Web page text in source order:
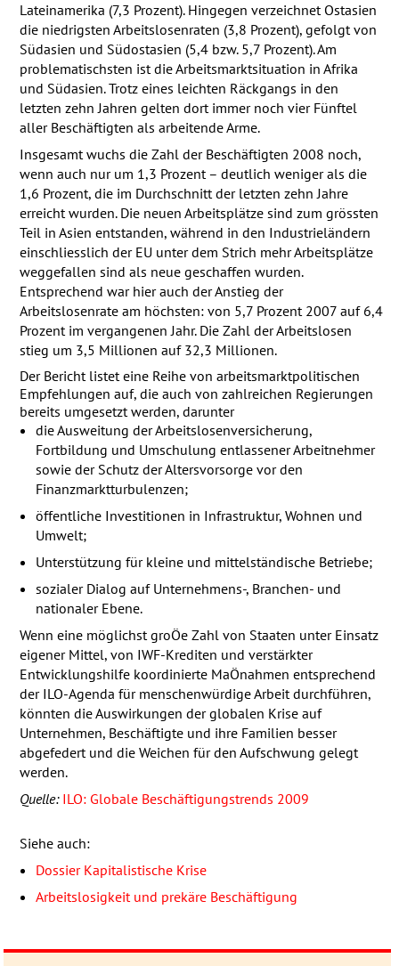
Lateinamerika (7,3 Prozent). Hingegen verzeichnet Ostasien
die niedrigsten Arbeitslosenraten (3,8 Prozent), gefolgt von
Südasien und Südostasien (5,4 bzw. 5,7 Prozent). Am
problematischsten ist die Arbeitsmarktsituation in Afrika
und Südasien. Trotz eines leichten Räckgangs in den
letzten zehn Jahren gelten dort immer noch vier Fünftel
aller Beschäftigten als arbeitende Arme.
Insgesamt wuchs die Zahl der Beschäftigten 2008 noch,
wenn auch nur um 1,3 Prozent – deutlich weniger als die
1,6 Prozent, die im Durchschnitt der letzten zehn Jahre
erreicht wurden. Die neuen Arbeitsplätze sind zum grössten
Teil in Asien entstanden, während in den Industrieländern
einschliesslich der EU unter dem Strich mehr Arbeitsplätze
weggefallen sind als neue geschaffen wurden.
Entsprechend war hier auch der Anstieg der
Arbeitslosenrate am höchsten: von 5,7 Prozent 2007 auf 6,4
Prozent im vergangenen Jahr. Die Zahl der Arbeitslosen
stieg um 3,5 Millionen auf 32,3 Millionen.
Der Bericht listet eine Reihe von arbeitsmarktpolitischen
Empfehlungen auf, die auch von zahlreichen Regierungen
bereits umgesetzt werden, darunter
die Ausweitung der Arbeitslosenversicherung,
Fortbildung und Umschulung entlassener Arbeitnehmer
sowie der Schutz der Altersvorsorge vor den
Finanzmarktturbulenzen;
öffentliche Investitionen in Infrastruktur, Wohnen und
Umwelt;
Unterstützung für kleine und mittelständische Betriebe;
sozialer Dialog auf Unternehmens-, Branchen- und
nationaler Ebene.
Wenn eine möglichst groÖe Zahl von Staaten unter Einsatz
eigener Mittel, von IWF-Krediten und verstärkter
Entwicklungshilfe koordinierte MaÖnahmen entsprechend
der ILO-Agenda für menschenwürdige Arbeit durchführen,
könnten die Auswirkungen der globalen Krise auf
Unternehmen, Beschäftigte und ihre Familien besser
abgefedert und die Weichen für den Aufschwung gelegt
werden.
Quelle: ILO: Globale Beschäftigungstrends 2009
Siehe auch:
Dossier Kapitalistische Krise
Arbeitslosigkeit und prekäre Beschäftigung